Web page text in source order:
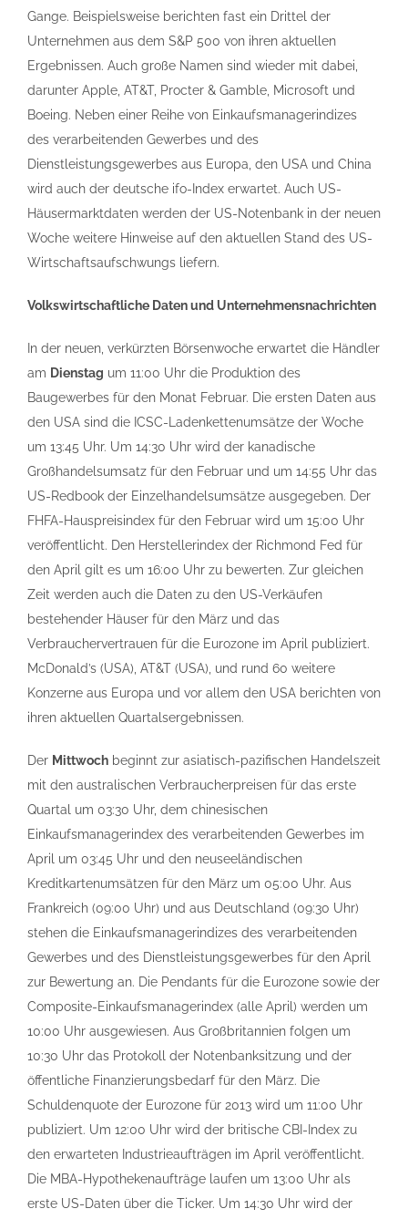
Gange. Beispielsweise berichten fast ein Drittel der
Unternehmen aus dem S&P 500 von ihren aktuellen
Ergebnissen. Auch große Namen sind wieder mit dabei,
darunter Apple, AT&T, Procter & Gamble, Microsoft und
Boeing. Neben einer Reihe von Einkaufsmanagerindizes
des verarbeitenden Gewerbes und des
Dienstleistungsgewerbes aus Europa, den USA und China
wird auch der deutsche ifo-Index erwartet. Auch US-
Häusermarktdaten werden der US-Notenbank in der neuen
Woche weitere Hinweise auf den aktuellen Stand des US-
Wirtschaftsaufschwungs liefern.
Volkswirtschaftliche Daten und Unternehmensnachrichten
In der neuen, verkürzten Börsenwoche erwartet die Händler
am Dienstag um 11:00 Uhr die Produktion des
Baugewerbes für den Monat Februar. Die ersten Daten aus
den USA sind die ICSC-Ladenkettenumsätze der Woche
um 13:45 Uhr. Um 14:30 Uhr wird der kanadische
Großhandelsumsatz für den Februar und um 14:55 Uhr das
US-Redbook der Einzelhandelsumsätze ausgegeben. Der
FHFA-Hauspreisindex für den Februar wird um 15:00 Uhr
veröffentlicht. Den Herstellerindex der Richmond Fed für
den April gilt es um 16:00 Uhr zu bewerten. Zur gleichen
Zeit werden auch die Daten zu den US-Verkäufen
bestehender Häuser für den März und das
Verbrauchervertrauen für die Eurozone im April publiziert.
McDonald’s (USA), AT&T (USA), und rund 60 weitere
Konzerne aus Europa und vor allem den USA berichten von
ihren aktuellen Quartalsergebnissen.
Der Mittwoch beginnt zur asiatisch-pazifischen Handelszeit
mit den australischen Verbraucherpreisen für das erste
Quartal um 03:30 Uhr, dem chinesischen
Einkaufsmanagerindex des verarbeitenden Gewerbes im
April um 03:45 Uhr und den neuseeländischen
Kreditkartenumsätzen für den März um 05:00 Uhr. Aus
Frankreich (09:00 Uhr) und aus Deutschland (09:30 Uhr)
stehen die Einkaufsmanagerindizes des verarbeitenden
Gewerbes und des Dienstleistungsgewerbes für den April
zur Bewertung an. Die Pendants für die Eurozone sowie der
Composite-Einkaufsmanagerindex (alle April) werden um
10:00 Uhr ausgewiesen. Aus Großbritannien folgen um
10:30 Uhr das Protokoll der Notenbanksitzung und der
öffentliche Finanzierungsbedarf für den März. Die
Schuldenquote der Eurozone für 2013 wird um 11:00 Uhr
publiziert. Um 12:00 Uhr wird der britische CBI-Index zu
den erwarteten Industrieaufträgen im April veröffentlicht.
Die MBA-Hypothekenaufträge laufen um 13:00 Uhr als
erste US-Daten über die Ticker. Um 14:30 Uhr wird der